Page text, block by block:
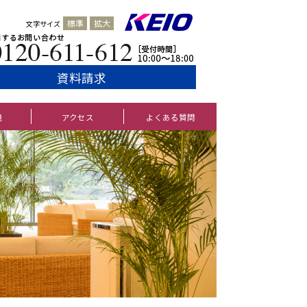
文字サイズ 標準 拡大
資料請求
アクセス よくある質問